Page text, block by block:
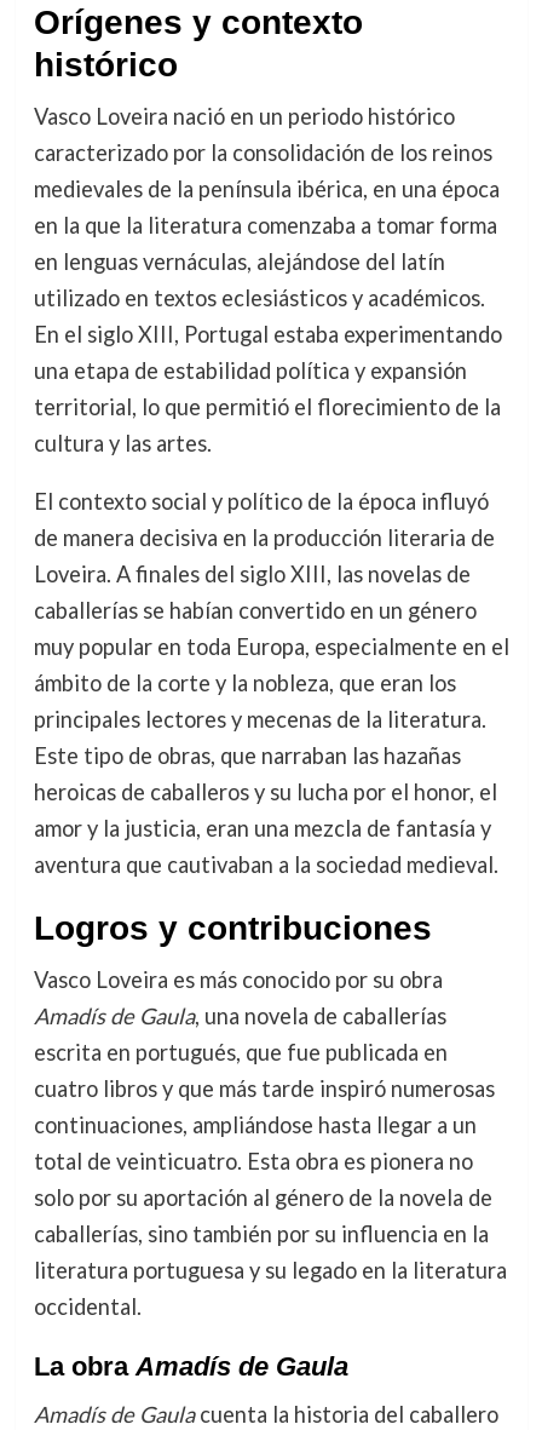
Orígenes y contexto
histórico
Vasco Loveira nació en un periodo histórico
caracterizado por la consolidación de los reinos
medievales de la península ibérica, en una época
en la que la literatura comenzaba a tomar forma
en lenguas vernáculas, alejándose del latín
utilizado en textos eclesiásticos y académicos.
En el siglo XIII, Portugal estaba experimentando
una etapa de estabilidad política y expansión
territorial, lo que permitió el florecimiento de la
cultura y las artes.
El contexto social y político de la época influyó
de manera decisiva en la producción literaria de
Loveira. A finales del siglo XIII, las novelas de
caballerías se habían convertido en un género
muy popular en toda Europa, especialmente en el
ámbito de la corte y la nobleza, que eran los
principales lectores y mecenas de la literatura.
Este tipo de obras, que narraban las hazañas
heroicas de caballeros y su lucha por el honor, el
amor y la justicia, eran una mezcla de fantasía y
aventura que cautivaban a la sociedad medieval.
Logros y contribuciones
Vasco Loveira es más conocido por su obra
Amadís de Gaula, una novela de caballerías
escrita en portugués, que fue publicada en
cuatro libros y que más tarde inspiró numerosas
continuaciones, ampliándose hasta llegar a un
total de veinticuatro. Esta obra es pionera no
solo por su aportación al género de la novela de
caballerías, sino también por su influencia en la
literatura portuguesa y su legado en la literatura
occidental.
La obraAmadís de Gaula
Amadís de Gaulacuenta la historia del caballero